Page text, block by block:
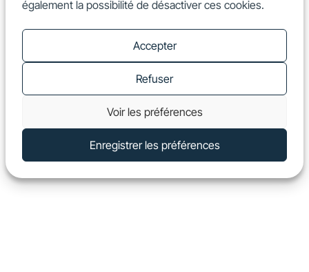
également la possibilité de désactiver ces cookies.
Accepter
Refuser
Voir les préférences
Enregistrer les préférences